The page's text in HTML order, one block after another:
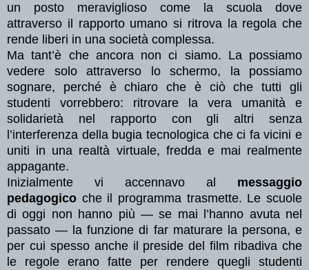
un posto meraviglioso come la scuola dove
attraverso il rapporto umano si ritrova la regola che
rende liberi in una società complessa.
Ma tant’è che ancora non ci siamo. La possiamo
vedere solo attraverso lo schermo, la possiamo
sognare, perché è chiaro che è ciò che tutti gli
studenti vorrebbero: ritrovare la vera umanità e
solidarietà nel rapporto con gli altri senza
l’interferenza della bugia tecnologica che ci fa vicini e
uniti in una realtà virtuale, fredda e mai realmente
appagante.
Inizialmente vi accennavo al messaggio
pedagogico che il programma trasmette. Le scuole
di oggi non hanno più — se mai l’hanno avuta nel
passato — la funzione di far maturare la persona, e
per cui spesso anche il preside del film ribadiva che
le regole erano fatte per rendere quegli studenti